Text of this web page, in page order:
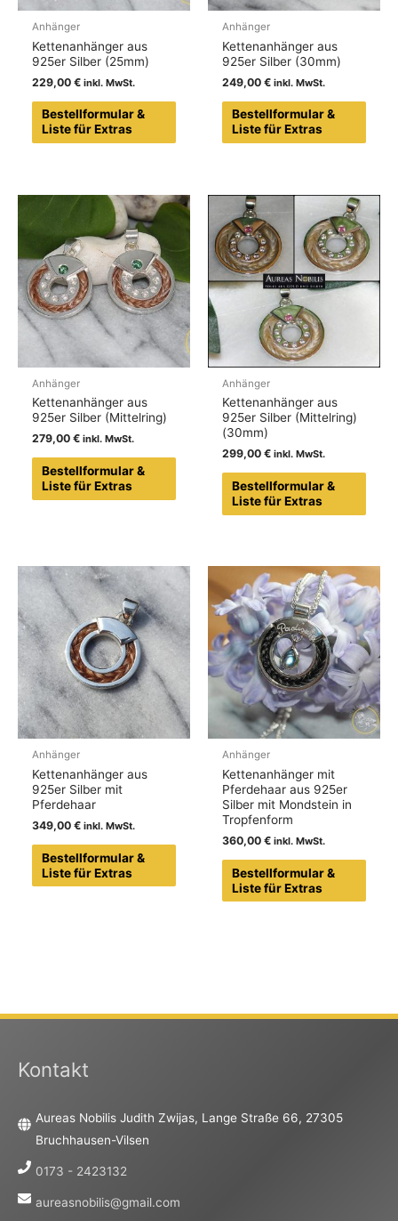
Anhänger
Kettenanhänger aus
925er Silber (25mm)
229,00€
Bestellformular &
Liste für Extras
Anhänger
Kettenanhänger aus
925er Silber (30mm)
249,00€
Bestellformular &
Liste für Extras
Anhänger
Kettenanhänger aus
925er Silber (Mittelring)
279,00€
Bestellformular &
Liste für Extras
Anhänger
Kettenanhänger aus
925er Silber (Mittelring)
(30mm)
299,00€
Bestellformular &
Liste für Extras
Anhänger
Kettenanhänger aus
925er Silber mit
Pferdehaar
349,00€
Bestellformular &
Liste für Extras
Anhänger
Kettenanhänger mit
Pferdehaar aus 925er
Silber mit Mondstein in
Tropfenform
360,00€
Bestellformular &
Liste für Extras
Kontakt
Aureas Nobilis Judith Zwijas, Lange Straße 66, 27305
Bruchhausen-Vilsen
0173 - 2423132
aureasnobilis@gmail.com